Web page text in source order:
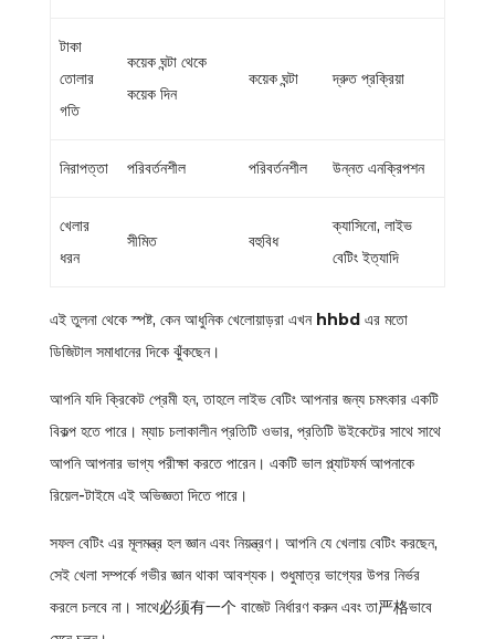
টাকা
তোলার
গতি
কয়েক ঘন্টা থেকে
কয়েক দিন
কয়েক ঘন্টা দ্রুত প্রক্রিয়া
নিরাপত্তা পরিবর্তনশীল পরিবর্তনশীল উন্নত এনক্রিপশন
খেলার
ধরন
সীমিত বহুবিধ
ক্যাসিনো, লাইভ
বেটিং ইত্যাদি
এই তুলনা থেকে স্পষ্ট, কেন আধুনিক খেলোয়াড়রা এখন hhbdএর মতো
ডিজিটাল সমাধানের দিকে ঝুঁকছেন।
আপনি যদি ক্রিকেট প্রেমী হন, তাহলে লাইভ বেটিং আপনার জন্য চমৎকার একটি
বিকল্প হতে পারে। ম্যাচ চলাকালীন প্রতিটি ওভার, প্রতিটি উইকেটের সাথে সাথে
আপনি আপনার ভাগ্য পরীক্ষা করতে পারেন। একটি ভাল প্ল্যাটফর্ম আপনাকে
রিয়েল-টাইমে এই অভিজ্ঞতা দিতে পারে।
সফল বেটিং এর মূলমন্ত্র হল জ্ঞান এবং নিয়ন্ত্রণ। আপনি যে খেলায় বেটিং করছেন,
সেই খেলা সম্পর্কে গভীর জ্ঞান থাকা আবশ্যক। শুধুমাত্র ভাগ্যের উপর নির্ভর
করলে চলবে না। সাথে必须有一个 বাজেট নির্ধারণ করুন এবং তা严格ভাবে